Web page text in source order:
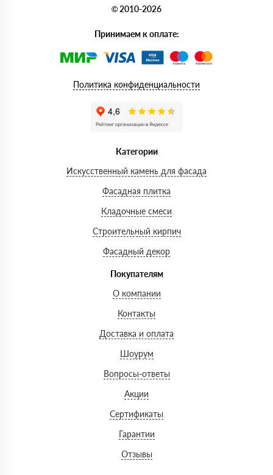
© 2010-2026
Принимаем к оплате:
Политика конфиденциальности
Категории
Искусственный камень для фасада
Фасадная плитка
Кладочные смеси
Строительный кирпич
Фасадный декор
Покупателям
О компании
Контакты
Доставка и оплата
Шоурум
Вопросы-ответы
Акции
Сертификаты
Гарантии
Отзывы